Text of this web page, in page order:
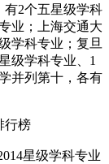
有2个五星级学科
业；上海交通大
学科专业；复旦
级学科专业、1
并列第十，各有
行榜
星级学科专业